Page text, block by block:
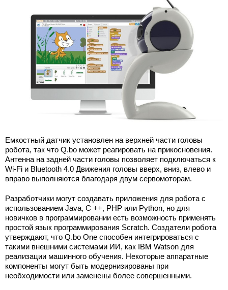
Емкостный датчик установлен на верхней части головы
робота, так что Q.bo может реагировать на прикосновения.
Антенна на задней части головы позволяет подключаться к
Wi-Fi и Bluetooth 4.0 Движения головы вверх, вниз, влево и
вправо выполняются благодаря двум сервомоторам.
Разработчики могут создавать приложения для робота с
использованием Java, C ++, PHP или Python, но для
новичков в программировании есть возможность применять
простой язык программирования Scratch. Создатели робота
утверждают, что Q.bo One способен интегрироваться с
такими внешними системами ИИ, как IBM Watson для
реализации машинного обучения. Некоторые аппаратные
компоненты могут быть модернизированы при
необходимости или заменены более совершенными.